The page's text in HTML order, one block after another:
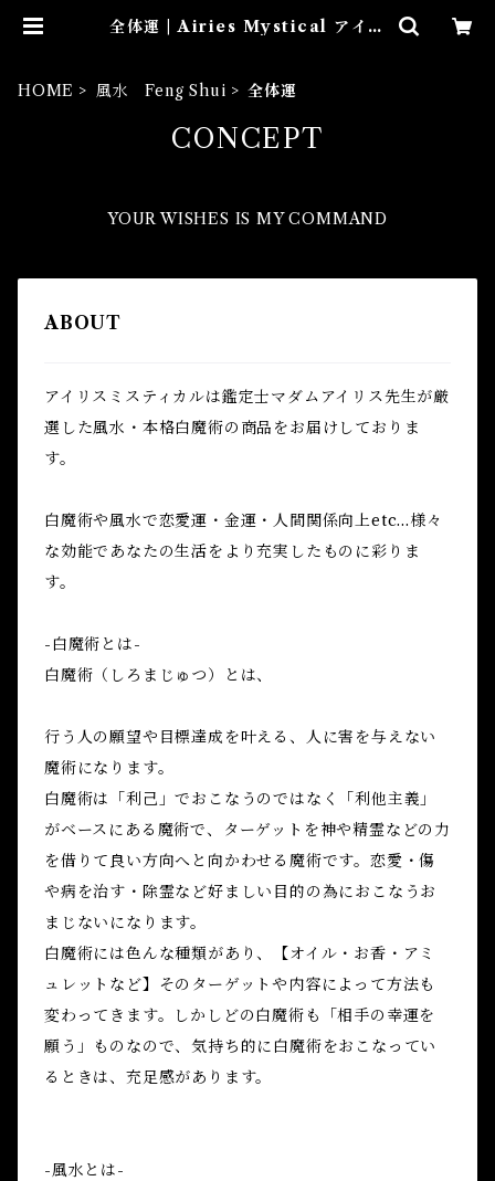
全体運 | Airies Mystical アイリ
HOME
風水 Feng Shui 全体運
CONCEPT
YOUR WISHES IS MY COMMAND
ABOUT
アイリスミスティカルは鑑定士マダムアイリス先生が厳
選した風水・本格白魔術の商品をお届けしておりま
す。
白魔術や風水で恋愛運・金運・人間関係向上etc...様々
な効能であなたの生活をより充実したものに彩りま
す。
-白魔術とは-
白魔術（しろまじゅつ）とは、
行う人の願望や目標達成を叶える、人に害を与えない
魔術になります。
白魔術は「利己」でおこなうのではなく「利他主義」
がベースにある魔術で、ターゲットを神や精霊などの力
を借りて良い方向へと向かわせる魔術です。恋愛・傷
や病を治す・除霊など好ましい目的の為におこなうお
まじないになります。
白魔術には色んな種類があり、【オイル・お香・アミ
ュレットなど】そのターゲットや内容によって方法も
変わってきます。しかしどの白魔術も「相手の幸運を
願う」ものなので、気持ち的に白魔術をおこなってい
るときは、充足感があります。
-風水とは-